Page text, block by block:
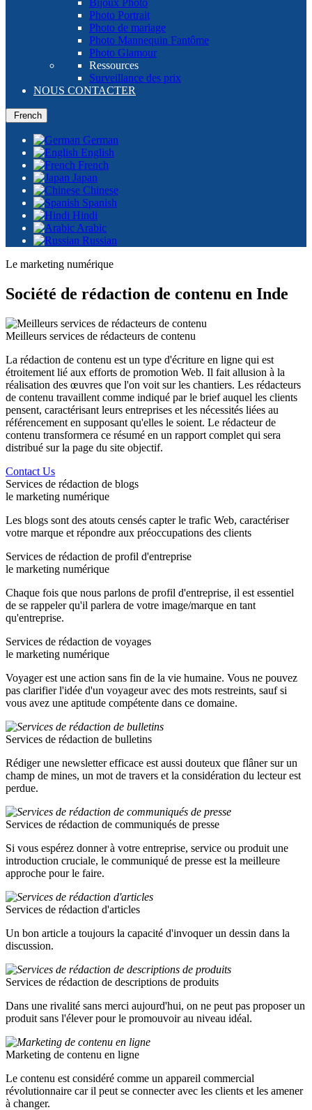
Bijoux Photo
Photo Portrait
Photo de mariage
Photo Mannequin Fantôme
Photo Glamour
Ressources
Surveillance des prix
NOUS CONTACTER
French
German
English
French
Japan
Chinese
Spanish
Hindi
Arabic
Russian
Le marketing numérique
Société de rédaction de contenu en Inde
Meilleurs services de rédacteurs de contenu
La rédaction de contenu est un type d'écriture en ligne qui est
étroitement lié aux efforts de promotion Web. Il fait allusion à la
réalisation des œuvres que l'on voit sur les chantiers. Les rédacteurs
de contenu travaillent comme indiqué par le brief auquel les clients
pensent, caractérisant leurs entreprises et les nécessités liées au
référencement en supposant qu'elles le soient. Le rédacteur de
contenu transformera ce résumé en un rapport complet qui sera
distribué sur la page du site objectif.
Contact Us
Services de rédaction de blogs
le marketing numérique
Les blogs sont des atouts censés capter le trafic Web, caractériser
votre marque et répondre aux préoccupations des clients
Services de rédaction de profil d'entreprise
le marketing numérique
Chaque fois que nous parlons de profil d'entreprise, il est essentiel
de se rappeler qu'il parlera de votre image/marque en tant
qu'entreprise.
Services de rédaction de voyages
le marketing numérique
Voyager est une action sans fin de la vie humaine. Vous ne pouvez
pas clarifier l'idée d'un voyageur avec des mots restreints, sauf si
vous avez une aptitude compétente dans ce domaine.
Services de rédaction de bulletins
Rédiger une newsletter efficace est aussi douteux que flâner sur un
champ de mines, un mot de travers et la considération du lecteur est
perdue.
Services de rédaction de communiqués de presse
Si vous espérez donner à votre entreprise, service ou produit une
introduction cruciale, le communiqué de presse est la meilleure
approche pour le faire.
Services de rédaction d'articles
Un bon article a toujours la capacité d'invoquer un dessin dans la
discussion.
Services de rédaction de descriptions de produits
Dans une rivalité sans merci aujourd'hui, on ne peut pas proposer un
produit sans l'élever pour le promouvoir au niveau idéal.
Marketing de contenu en ligne
Le contenu est considéré comme un appareil commercial
révolutionnaire car il peut se connecter avec les clients et les amener
à changer.